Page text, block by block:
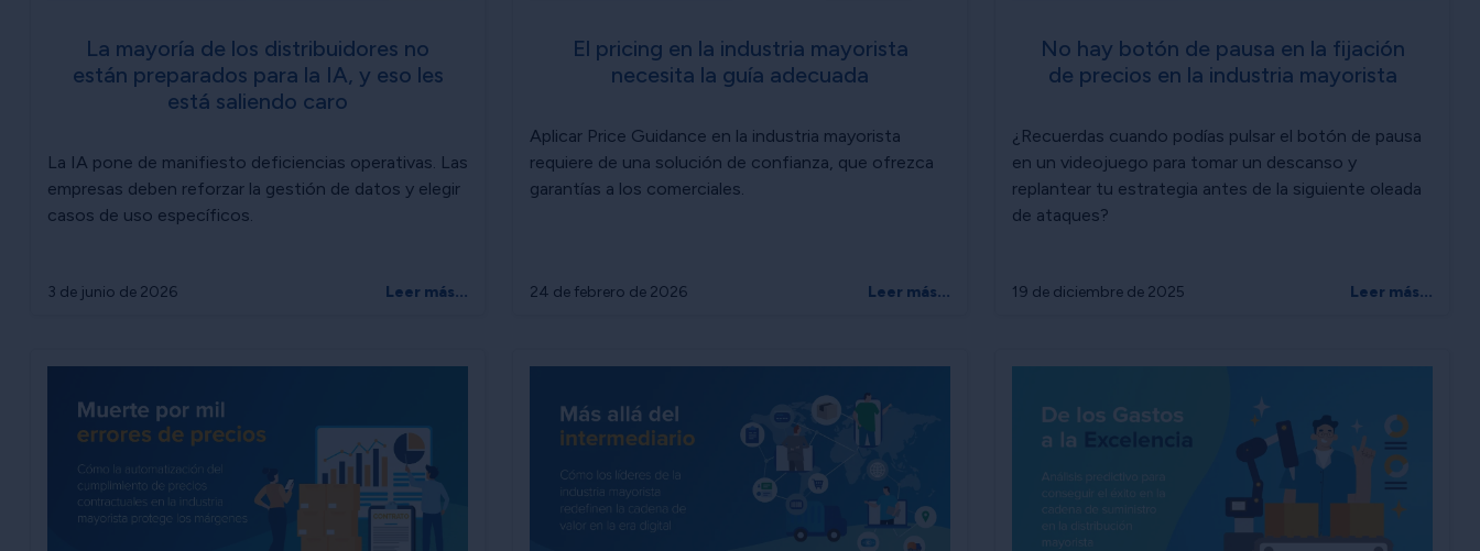
La mayoría de los distribuidores no
están preparados para la IA, y eso les
está saliendo caro
La IA pone de manifiesto deficiencias operativas. Las
empresas deben reforzar la gestión de datos y elegir
casos de uso específicos.
3 de junio de 2026 Leer más...
El pricing en la industria mayorista
necesita la guía adecuada
Aplicar Price Guidance en la industria mayorista
requiere de una solución de confianza, que ofrezca
garantías a los comerciales.
24 de febrero de 2026 Leer más...
No hay botón de pausa en la fijación
de precios en la industria mayorista
¿Recuerdas cuando podías pulsar el botón de pausa
en un videojuego para tomar un descanso y
replantear tu estrategia antes de la siguiente oleada
de ataques?
19 de diciembre de 2025 Leer más...